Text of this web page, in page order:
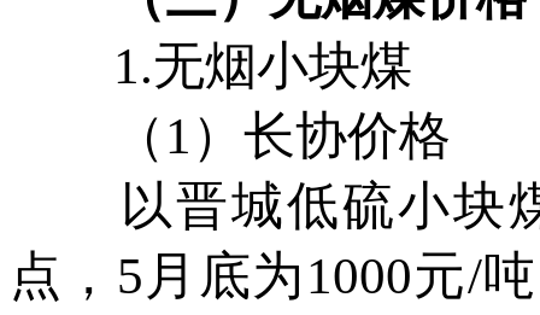
1.无烟小块煤
（1）长协价格
以晋城低硫小块煤
点，5月底为1000元/